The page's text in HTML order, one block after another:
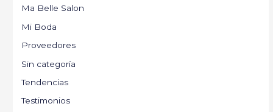
Ma Belle Salon
Mi Boda
Proveedores
Sin categoría
Tendencias
Testimonios